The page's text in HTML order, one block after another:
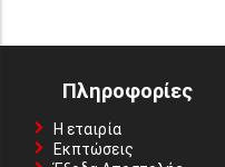
Πληροφορίες
Η εταιρία
Εκπτώσεις